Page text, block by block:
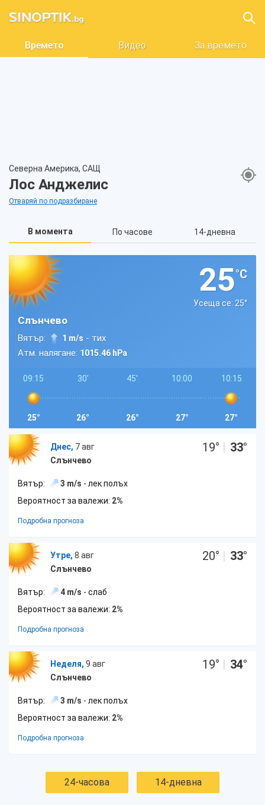
Времето Видео За времето
Северна Америка, САЩ
Лос Анджелис
Отваряй по подразбиране
В момента По часове 14-дневна
25°C
Усеща се: 25°
Слънчево
Вятър: 1 m/s - тих
Атм. налягане: 1015.46 hPa
09:15
25°
30'
26°
45'
26°
10:00
27°
10:15
27°
Днес, 7 авг
Слънчево
19° | 33°
Вятър: 3 m/s - лек полъх
Вероятност за валежи: 2%
Подробна прогноза
Утре, 8 авг
Слънчево
20° | 33°
Вятър: 4 m/s - слаб
Вероятност за валежи: 2%
Подробна прогноза
Неделя, 9 авг
Слънчево
19° | 34°
Вятър: 3 m/s - лек полъх
Вероятност за валежи: 2%
Подробна прогноза
24-часова 14-дневна